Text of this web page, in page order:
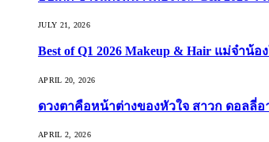
JULY 21, 2026
Best of Q1 2026 Makeup & Hair แม่จ๋าน้
APRIL 20, 2026
ดวงตาคือหน้าต่างของหัวใจ สาวก ดอลลี่
APRIL 2, 2026